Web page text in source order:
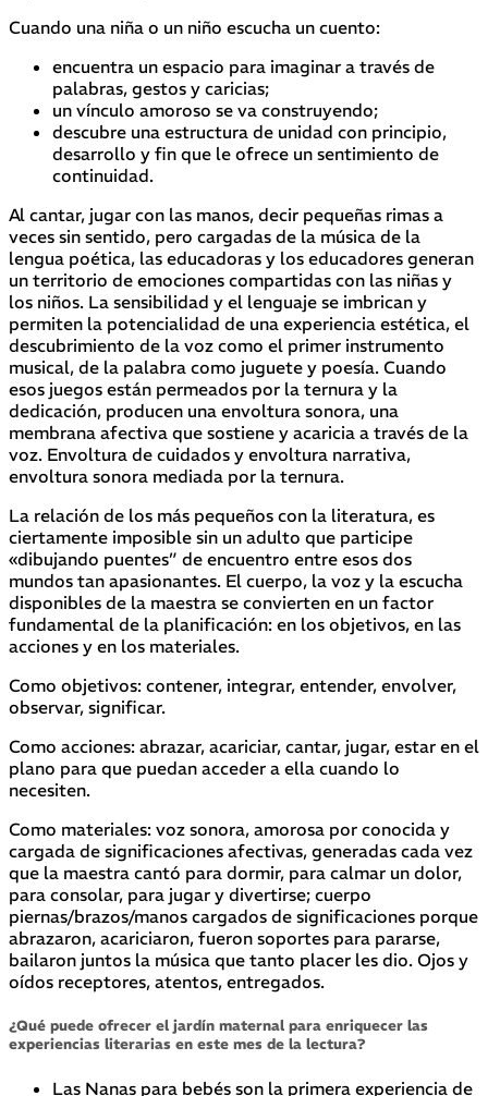
Cuando una niña o un niño escucha un cuento:
encuentra un espacio para imaginar a través de
palabras, gestos y caricias;
un vínculo amoroso se va construyendo;
descubre una estructura de unidad con principio,
desarrollo y fin que le ofrece un sentimiento de
continuidad.
Al cantar, jugar con las manos, decir pequeñas rimas a
veces sin sentido, pero cargadas de la música de la
lengua poética, las educadoras y los educadores generan
un territorio de emociones compartidas con las niñas y
los niños. La sensibilidad y el lenguaje se imbrican y
permiten la potencialidad de una experiencia estética, el
descubrimiento de la voz como el primer instrumento
musical, de la palabra como juguete y poesía. Cuando
esos juegos están permeados por la ternura y la
dedicación, producen una envoltura sonora, una
membrana afectiva que sostiene y acaricia a través de la
voz. Envoltura de cuidados y envoltura narrativa,
envoltura sonora mediada por la ternura.
La relación de los más pequeños con la literatura, es
ciertamente imposible sin un adulto que participe
«dibujando puentes” de encuentro entre esos dos
mundos tan apasionantes. El cuerpo, la voz y la escucha
disponibles de la maestra se convierten en un factor
fundamental de la planificación: en los objetivos, en las
acciones y en los materiales.
Como objetivos: contener, integrar, entender, envolver,
observar, significar.
Como acciones: abrazar, acariciar, cantar, jugar, estar en el
plano para que puedan acceder a ella cuando lo
necesiten.
Como materiales: voz sonora, amorosa por conocida y
cargada de significaciones afectivas, generadas cada vez
que la maestra cantó para dormir, para calmar un dolor,
para consolar, para jugar y divertirse; cuerpo
piernas/brazos/manos cargados de significaciones porque
abrazaron, acariciaron, fueron soportes para pararse,
bailaron juntos la música que tanto placer les dio. Ojos y
oídos receptores, atentos, entregados.
¿Qué puede ofrecer el jardín maternal para enriquecer las
experiencias literarias en este mes de la lectura?
Las Nanas para bebés son la primera experiencia de